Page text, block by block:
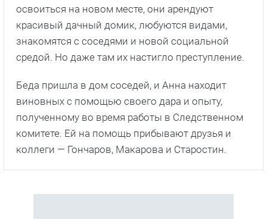
освоиться на новом месте, они арендуют
красивый дачный домик, любуются видами,
знакомятся с соседями и новой социальной
средой. Но даже там их настигло преступление.
Беда пришла в дом соседей, и Анна находит
виновных с помощью своего дара и опыту,
полученному во время работы в Следственном
комитете. Ей на помощь прибывают друзья и
коллеги — Гончаров, Макарова и Старостин.